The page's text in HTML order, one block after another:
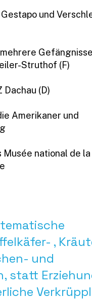
und
Struthof (F)
Dachau (D)
Amerikaner und
national de la
,
und
statt